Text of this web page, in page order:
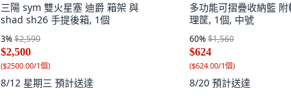
三陽 sym 雙火星塞 迪爵 箱架 與
shad sh26 手提後箱, 1個
3%$2,590
$2,500
($2500.00/1個)
8/12 星期三 預計送達
多功能可摺疊收納籃
理筐, 1個, 中號
60%$1,560
$624
($624.00/1個)
8/20 預計送達